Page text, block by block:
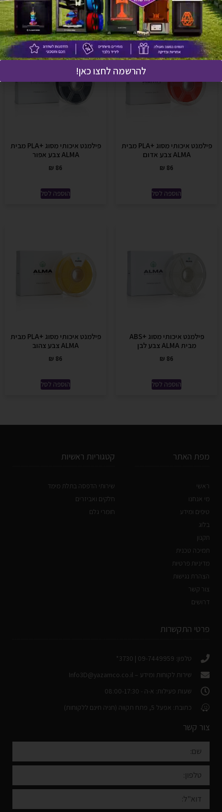
פילמנט איכותי מסוג +PLA מבית
ALMA צבע אדום
₪ 86
הוספה לסל
פילמנט איכותי מסוג +PLA מבית
ALMA צבע אפור
₪ 86
הוספה לסל
פילמנט איכותי מסוג +ABS
מבית ALMA צבע לבן
₪ 86
הוספה לסל
פילמנט איכותי מסוג +PLA מבית
ALMA צבע צהוב
₪ 86
הוספה לסל
מפת האתר
ראשי
מי אנחנו
טיפים ומידע
בלוג
תקנון
תמיכה טכנית
מדיניות פרטיות
הצהרת נגישות
צור קשר
דרושים
קטגוריות ראשיות
שירותי הדפסה בתלת מימד
חלקים ואביזרים
חומרי גלם
פרטי התקשרות
טלפון: 09-7449959 | 3730*
שירות לקוחות ומידע – Info3D@yazamco.co.il
שעות פעילות: א-ה - 08:00-17:30
כתובת: אפעל 5, פתח תקווה (חניה חינם ללקוחות)
צור קשר
להרשמה לחצו כאן!